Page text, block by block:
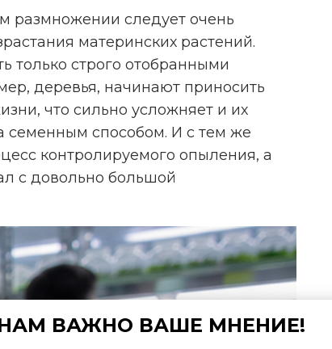
размножении следует очень
материнских растений.
только строго отобранными
деревья, начинают приносить
что сильно усложняет и их
семенным способом. И с тем же
контролируемого опыления, а
с довольно большой
ВАЖНО ВАШЕ МНЕНИЕ!